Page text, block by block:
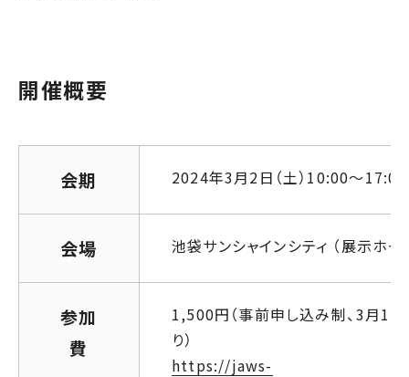
開催概要
会期 2024年3月2日（土）10:00～17:00
会場 池袋サンシャインシティ （展示ホー
参加
費
1,500円（事前申し込み制、3月1
り）
https://jaws-